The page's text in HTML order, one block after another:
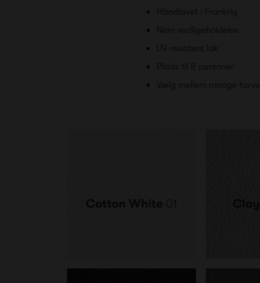
Håndlavet i Frankrig
Nem vedligeholdelse
UV-resistent lak
Plads til 8 personer
Vælg mellem mange farver